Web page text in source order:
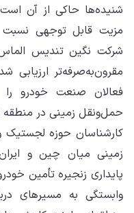
شنیده‌ها حاکی از آن
مزیت قابل توجهی نسبت
شرکت نگین تندیس
مقرون‌به‌صرفه‌تر
فعالان صنعت خودرو
حمل‌ونقل زمینی در منطقه
کارشناسان حوزه لجستیک
زمینی میان چین و
پایداری زنجیره تأمین
وابستگی به مسیرهای